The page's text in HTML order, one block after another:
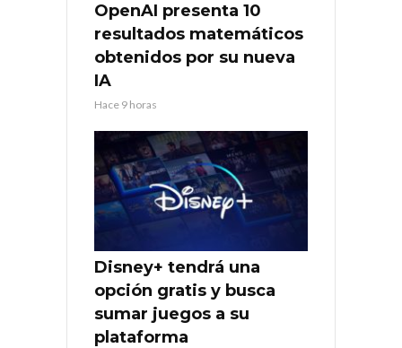
OpenAI presenta 10
resultados matemáticos
obtenidos por su nueva
IA
Hace 9 horas
Disney+ tendrá una
opción gratis y busca
sumar juegos a su
plataforma